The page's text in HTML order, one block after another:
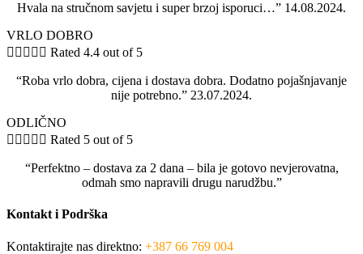
Hvala na stručnom savjetu i super brzoj isporuci…” 14.08.2024.
VRLO DOBRO
     Rated 4.4 out of 5
“Roba vrlo dobra, cijena i dostava dobra. Dodatno pojašnjavanje
nije potrebno.” 23.07.2024.
ODLIČNO
     Rated 5 out of 5
“Perfektno – dostava za 2 dana – bila je gotovo nevjerovatna,
odmah smo napravili drugu narudžbu.”
Kontakt i Podrška
Kontaktirajte nas direktno: +387 66 769 004